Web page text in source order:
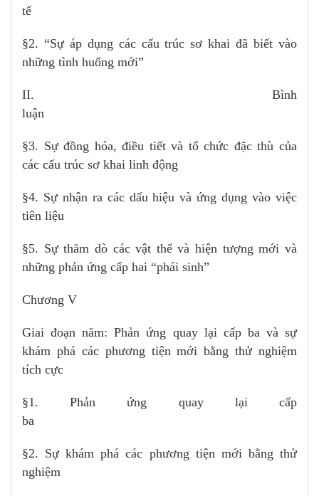
§2. “Sự áp dụng các cấu trúc sơ khai đã biết vào
những tình huống mới”
II. Bình
§3. Sự đồng hóa, điều tiết và tổ chức đặc thù của
các cấu trúc sơ khai linh động
§4. Sự nhận ra các dấu hiệu và ứng dụng vào việc
tiên liệu
§5. Sự thăm dò các vật thể và hiện tượng mới và
những phản ứng cấp hai “phái sinh”
Chương V
Giai đoạn năm: Phản ứng quay lại cấp ba và sự
khám phá các phương tiện mới bằng thử nghiệm
tích cực
§1. Phản ứng quay lại cấp
ba
§2. Sự khám phá các phương tiện mới bằng thử
nghiệm